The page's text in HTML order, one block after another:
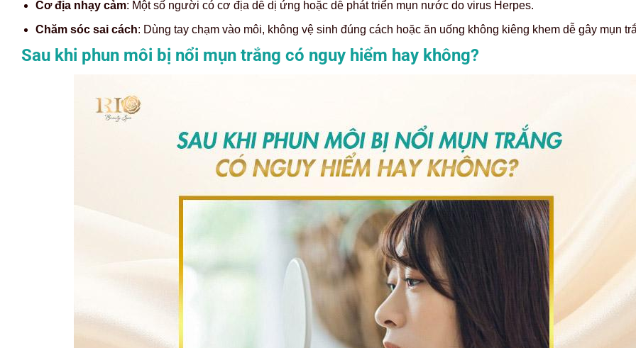
Cơ địa nhạy cảm: Một số người có cơ địa dễ dị ứng hoặc dễ phát triển mụn nước do virus Herpes.
Chăm sóc sai cách: Dùng tay chạm vào môi, không vệ sinh đúng cách hoặc ăn uống không kiêng khem dễ gây mụn
Sau khi phun môi bị nổi mụn trắng có nguy hiểm hay không?